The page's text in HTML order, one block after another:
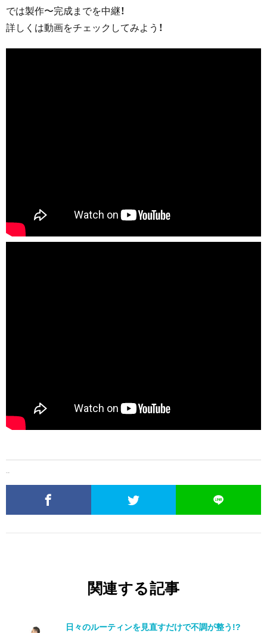
では製作〜完成までを中継！
詳しくは動画をチェックしてみよう！
関連する記事
日々のルーティンを見直すだけで不調が整う!?